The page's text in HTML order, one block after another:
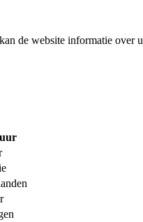
de website informatie over